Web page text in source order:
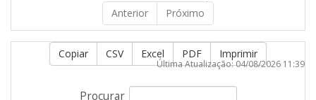
Anterior
Próximo
Copiar CSV Excel PDF Imprimir
Procurar
Última Atualização: 04/08/2026 11:39